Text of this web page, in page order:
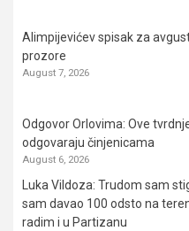
Alimpijevićev spisak za
prozore
August 7, 2026
Odgovor Orlovima: ​Ove
odgovaraju činjenicama
August 6, 2026
Luka Vildoza: Trudom sam
sam davao 100 odsto na
radim i u Partizanu